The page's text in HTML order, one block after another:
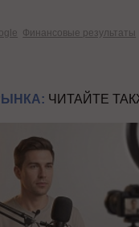
Финансовые результаты
ЧИТАЙТЕ